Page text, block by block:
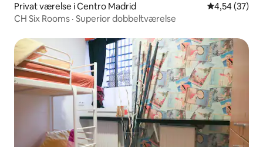
Privat værelse i Centro Madrid 4,54 ud af 5 i
4,54 (37)
CH Six Rooms · Superior dobbeltværelse